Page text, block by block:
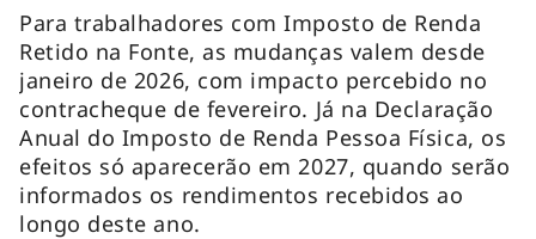
Para trabalhadores com Imposto de Renda
Retido na Fonte, as mudanças valem desde
janeiro de 2026, com impacto percebido no
contracheque de fevereiro. Já na Declaração
Anual do Imposto de Renda Pessoa Física, os
efeitos só aparecerão em 2027, quando serão
informados os rendimentos recebidos ao
longo deste ano.